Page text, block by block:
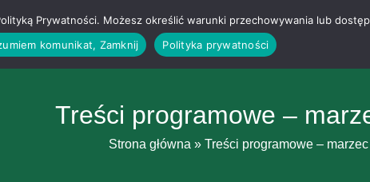
Treści programowe –
Strona główna » Treści programowe –
Prywatności. Możesz określić warunki przechowywania lub
komunikat, Zamknij
Polityka prywatności